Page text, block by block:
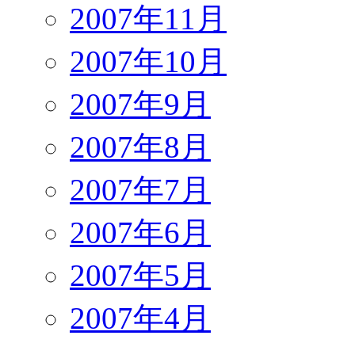
2007年11月
2007年10月
2007年9月
2007年8月
2007年7月
2007年6月
2007年5月
2007年4月